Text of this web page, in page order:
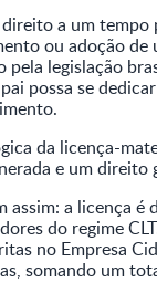
a um tempo
ou adoção de
pela legislação
possa se
da licença-
e um direito
assim: a licença é
do regime
no Empresa
somando um